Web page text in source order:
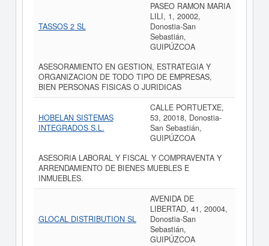
TASSOS 2 SL
PASEO RAMON MARIA
LILI, 1, 20002,
Donostia-San
Sebastián,
GUIPÚZCOA
ASESORAMIENTO EN GESTION, ESTRATEGIA Y
ORGANIZACION DE TODO TIPO DE EMPRESAS,
BIEN PERSONAS FISICAS O JURIDICAS
HOBELAN SISTEMAS
INTEGRADOS S.L.
CALLE PORTUETXE,
53, 20018, Donostia-
San Sebastián,
GUIPÚZCOA
ASESORIA LABORAL Y FISCAL Y COMPRAVENTA Y
ARRENDAMIENTO DE BIENES MUEBLES E
INMUEBLES.
GLOCAL DISTRIBUTION SL
AVENIDA DE
LIBERTAD, 41, 20004,
Donostia-San
Sebastián,
GUIPÚZCOA